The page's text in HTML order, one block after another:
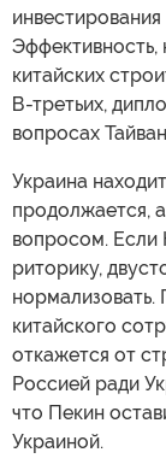
Эффективность,
китайских
В-третьих,
вопросах
Украина
продолжается,
вопросом. Если
риторику,
китайского
откажется от
Россией ради
что Пекин
Украиной.